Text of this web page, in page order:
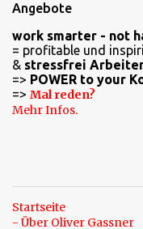
n
t
a
r
e
Angebote
work smarter - not
= profitable und
& stressfrei
=> POWER to your
=> Mal reden?
Mehr Infos.
Startseite
- Über Oliver Gassner